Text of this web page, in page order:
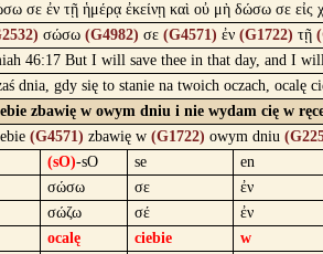
σε ἐν τῇ ἡμέρᾳ ἐκείνῃ καὶ οὐ μὴ δώσω σε
σώσω (G4982) σε (G4571) ἐν (G1722) τῇ
46:17 But I will save thee in that day, and I
dnia, gdy się to stanie na twoich oczach,
zbawię w owym dniu i nie wydam cię w
(G4571) zbawię w (G1722) owym dniu
(sO)-sO se
en
σώσω σε
ἐν
σώζω σέ
ἐν
ocalę ciebie w